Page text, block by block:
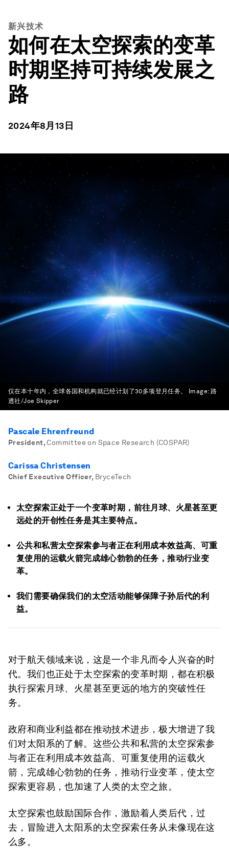
新兴技术
如何在太空探索的变革
时期坚持可持续发展之
路
2024年8月13日
仅在本十年内，全球各国和机构就已经计划了30多项登月任务。 Image: 路
透社/Joe Skipper
Pascale Ehrenfreund
President, Committee on Space Research (COSPAR)
Carissa Christensen
Chief Executive Officer, BryceTech
太空探索正处于一个变革时期，前往月球、火星甚至更
远处的开创性任务是其主要特点。
公共和私营太空探索参与者正在利用成本效益高、可重
复使用的运载火箭完成雄心勃勃的任务，推动行业变
革。
我们需要确保我们的太空活动能够保障子孙后代的利
益。
对于航天领域来说，这是一个非凡而令人兴奋的时
代。我们也正处于太空探索的变革时期，都在积极
执行探索月球、火星甚至更远的地方的突破性任
务。
政府和商业利益都在推动技术进步，极大增进了我
们对太阳系的了解。这些公共和私营的太空探索参
与者正在利用成本效益高、可重复使用的运载火
箭，完成雄心勃勃的任务，推动行业变革，使太空
探索更容易，也加速了人类的太空之旅。
太空探索也鼓励国际合作，激励着人类后代，过
去，冒险进入太阳系的太空探索任务从未像现在这
么多。